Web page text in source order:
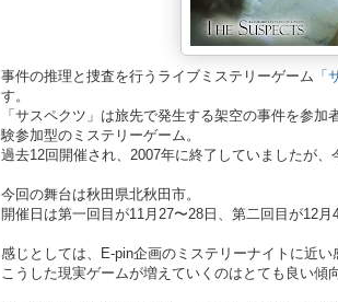
事件の推理と捜査を行うライブミステリーゲーム 「
す。
「サスペクツ」は旅先で発生する架空の事件を参
験参加型のミステリーゲーム。
過去12回開催され、2007年に終了していましたが、
今回の舞台は秋田県北秋田市。
開催日は第一回目が11月27〜28日、第二回目が12月
感じとしては、E-pin企画のミステリーナイトに近い
こうした現実ゲームが増えていくのはとても良い傾